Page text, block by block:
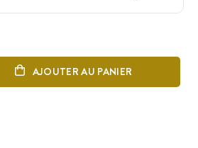
AJOUTER AU PANIER